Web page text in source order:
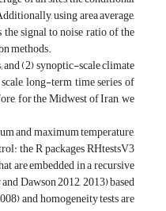
using area average,
signal to noise ratio of the
methods.
(2) synoptic-scale climate
long-term time series of
for the Midwest of Iran, we
and maximum temperature,
the R packages RHtestsV3
are embedded in a recursive
Dawson 2012, 2013) based
and homogeneity tests are